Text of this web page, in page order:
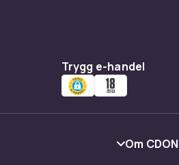
Trygg e-handel
Om CDON